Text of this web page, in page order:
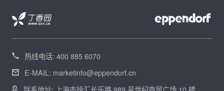
热线电话: 400 885 6070
E-MAIL: marketinfo@eppendorf.cn